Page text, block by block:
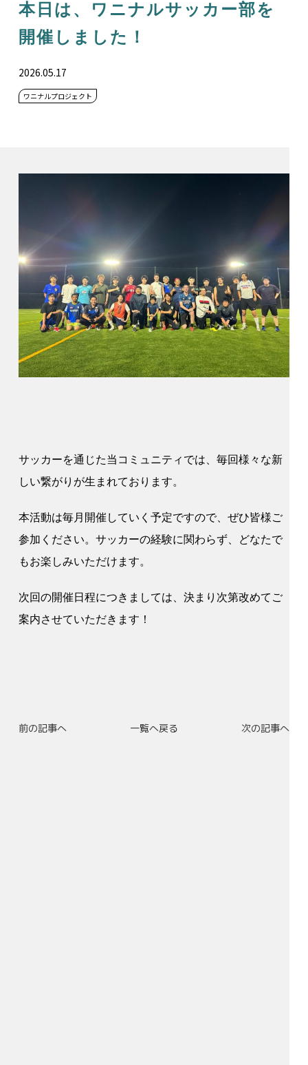
本日は、ワニナルサッカー部を
開催しました！
2026.05.17
ワニナルプロジェクト
サッカーを通じた当コミュニティでは、毎回様々な新
しい繋がりが生まれております。
本活動は毎月開催していく予定ですので、ぜひ皆様ご
参加ください。サッカーの経験に関わらず、どなたで
もお楽しみいただけます。
次回の開催日程につきましては、決まり次第改めてご
案内させていただきます！
前の記事へ 一覧へ戻る 次の記事へ